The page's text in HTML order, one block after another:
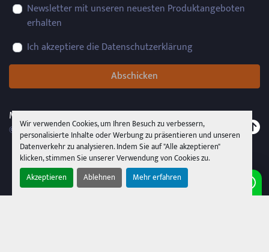
Wir verwenden Cookies, um Ihren Besuch zu verbessern,
personalisierte Inhalte oder Werbung zu präsentieren und unseren
Datenverkehr zu analysieren. Indem Sie auf "Alle akzeptieren"
klicken, stimmen Sie unserer Verwendung von Cookies zu.
Akzeptieren
Ablehnen Mehr erfahren
Newsletter mit unseren neuesten Produktangeboten
erhalten
Ich akzeptiere die Datenschutzerklärung
Abschicken
Machinio System-Website vonMachinio
© CopyrightPMR System Group s.r.l.s.u.2026